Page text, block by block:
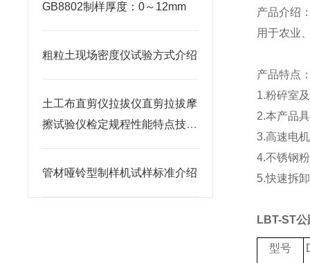
GB8802制样厚度：0～12mm
粗粒土现场密度仪试验方式介绍
土工布直剪仪拉拔仪直剪拉拔摩
擦试验仪检定规程性能特点技术
管材哑铃型制样机试样标准介绍
产品介绍
用于农业
产品特点
1.粉碎室
2.本产品
3.高速电
4.不锈钢
5.快速拆
LBT-ST
型号